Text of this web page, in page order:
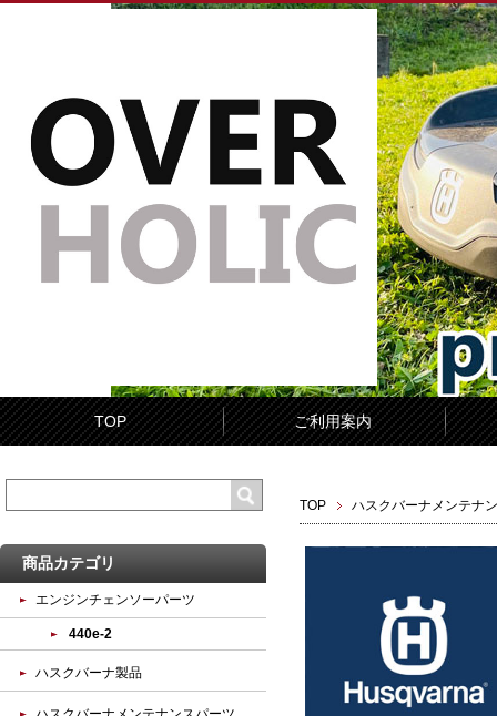
TOP ご利用案内
TOP ハスクバーナメンテナ
商品カテゴリ
エンジンチェンソーパーツ
440e-2
ハスクバーナ製品